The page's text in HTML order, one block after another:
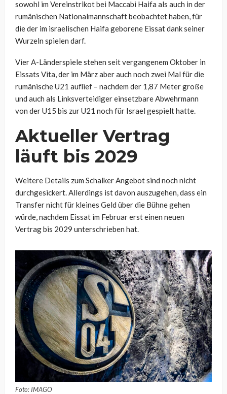
sowohl im Vereinstrikot bei Maccabi Haifa als auch in der
rumänischen Nationalmannschaft beobachtet haben, für
die der im israelischen Haifa geborene Eissat dank seiner
Wurzeln spielen darf.
Vier A-Länderspiele stehen seit vergangenem Oktober in
Eissats Vita, der im März aber auch noch zwei Mal für die
rumänische U21 auflief – nachdem der 1,87 Meter große
und auch als Linksverteidiger einsetzbare Abwehrmann
von der U15 bis zur U21 noch für Israel gespielt hatte.
Aktueller Vertrag
läuft bis 2029
Weitere Details zum Schalker Angebot sind noch nicht
durchgesickert. Allerdings ist davon auszugehen, dass ein
Transfer nicht für kleines Geld über die Bühne gehen
würde, nachdem Eissat im Februar erst einen neuen
Vertrag bis 2029 unterschrieben hat.
Foto: IMAGO